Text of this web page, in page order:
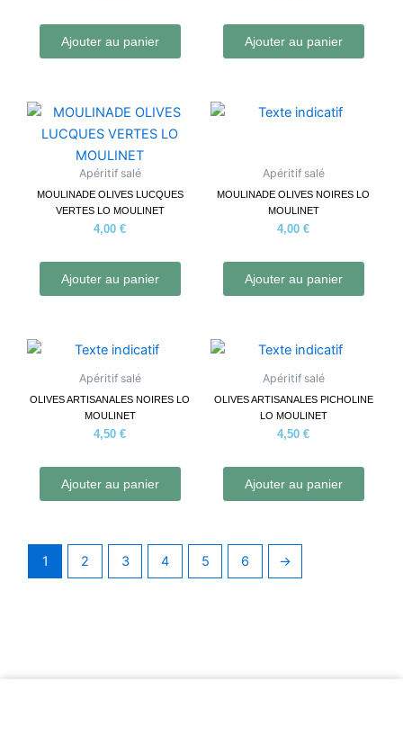
Ajouter au panier Ajouter au panier
Apéritif salé
MOULINADE OLIVES LUCQUES
VERTES LO MOULINET
4,00 €
Ajouter au panier
Apéritif salé
MOULINADE OLIVES NOIRES LO
MOULINET
4,00 €
Ajouter au panier
Apéritif salé
OLIVES ARTISANALES NOIRES LO
MOULINET
4,50 €
Ajouter au panier
Apéritif salé
OLIVES ARTISANALES PICHOLINE
LO MOULINET
4,50 €
Ajouter au panier
1 2 3 4 5 6 →